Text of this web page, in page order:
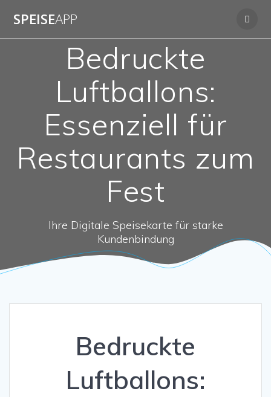
SPEISEAPP
Bedruckte
Luftballons:
Essenziell für
Restaurants zum
Fest
Ihre Digitale Speisekarte für starke
Kundenbindung
Bedruckte
Luftballons: